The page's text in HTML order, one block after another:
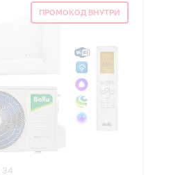
ПРОМОКОД ВНУТРИ
34